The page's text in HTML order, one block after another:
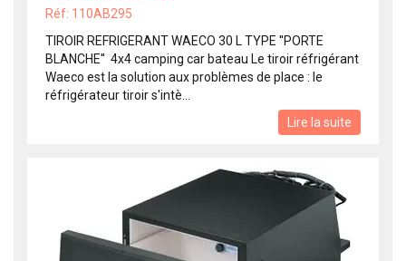
Réf: 110AB295
TIROIR REFRIGERANT WAECO 30 L TYPE ''PORTE
BLANCHE'' 4x4 camping car bateau Le tiroir réfrigérant
Waeco est la solution aux problèmes de place : le
réfrigérateur tiroir s'intè...
Lire la suite